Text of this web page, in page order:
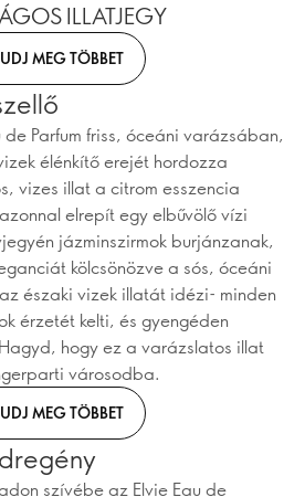
ILLATJEGY
MEG TÖBBET
de Parfum friss, óceáni varázsában,
élénkítő erejét hordozza
vizes illat a citrom esszencia
elrepít egy elbűvölő vízi
jázminszirmok burjánzanak,
kölcsönözve a sós, óceáni
északi vizek illatát idézi- minden
érzetét kelti, és gyengéden
hogy ez a varázslatos illat
városodba.
MEG TÖBBET
szívébe az Elvie Eau de